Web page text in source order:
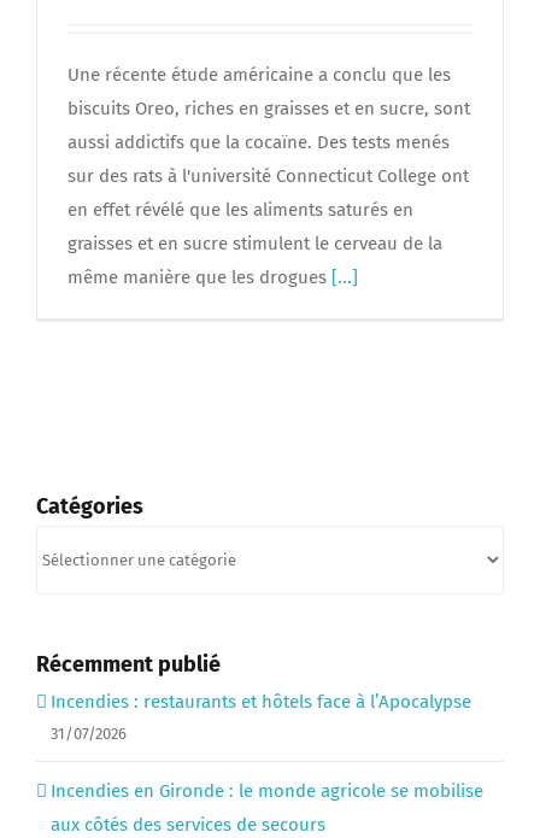
Une récente étude américaine a conclu que les
biscuits Oreo, riches en graisses et en sucre, sont
aussi addictifs que la cocaïne. Des tests menés
sur des rats à l'université Connecticut College ont
en effet révélé que les aliments saturés en
graisses et en sucre stimulent le cerveau de la
même manière que les drogues [...]
Catégories
Récemment publié
Incendies : restaurants et hôtels face à l’Apocalypse
31/07/2026
Incendies en Gironde : le monde agricole se mobilise
aux côtés des services de secours